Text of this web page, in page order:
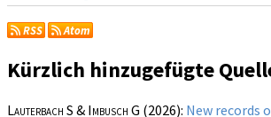
RSS Atom
Kürzlich hinzugefügte
Lauterbach S & Imbusch G (2026): New records